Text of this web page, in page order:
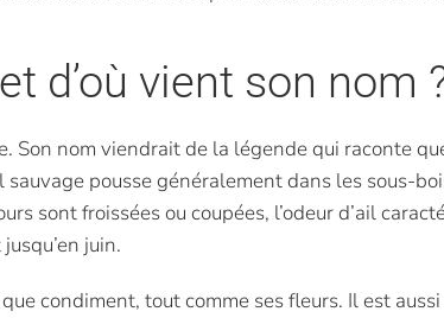
d’où vient son nom
Son nom viendrait de la légende qui raconte
pousse généralement dans les sous-
sont froissées ou coupées, l’odeur d’ail
juin.
condiment, tout comme ses fleurs. Il est